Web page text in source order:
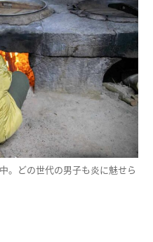
。どの世代の男子も炎に魅せら